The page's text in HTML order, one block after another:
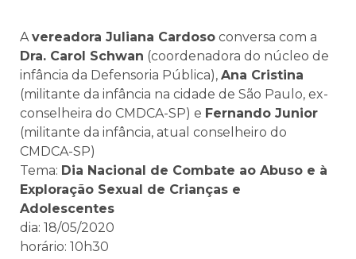
Avereadora Juliana Cardoso conversa com a
Dra. Carol Schwan (coordenadora do núcleo de
infância da Defensoria Pública), Ana Cristina
(militante da infância na cidade de São Paulo, ex-
conselheira do CMDCA-SP) e Fernando Junior
(militante da infância, atual conselheiro do
CMDCA-SP)
Tema: Dia Nacional de Combate ao Abuso e à
Exploração Sexual de Crianças e
Adolescentes
dia: 18/05/2020
horário: 10h30